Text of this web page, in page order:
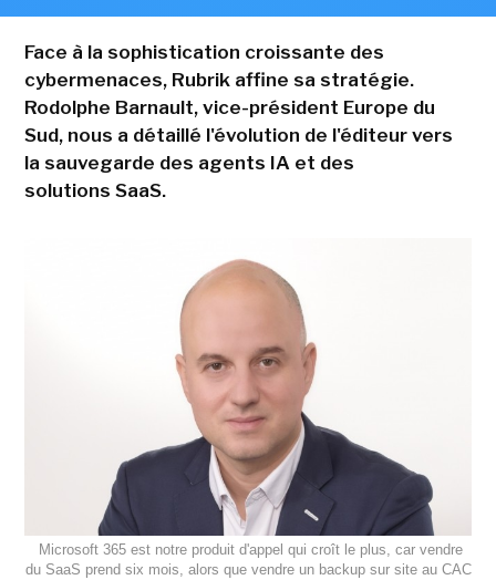
Face à la sophistication croissante des
cybermenaces, Rubrik affine sa stratégie.
Rodolphe Barnault, vice-président Europe du
Sud, nous a détaillé l'évolution de l'éditeur vers
la sauvegarde des agents IA et des
solutions SaaS.
Microsoft 365 est notre produit d'appel qui croît le plus, car vendre
du SaaS prend six mois, alors que vendre un backup sur site au CAC